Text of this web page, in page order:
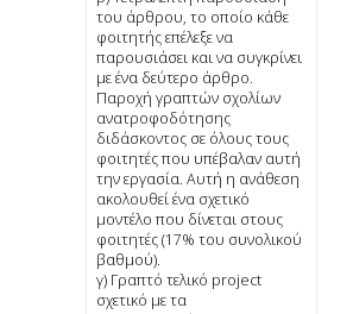
του άρθρου, το οποίο κάθε
φοιτητής επέλεξε να
παρουσιάσει και να συγκρίνει
με ένα δεύτερο άρθρο.
Παροχή γραπτών σχολίων
ανατροφοδότησης
διδάσκοντος σε όλους τους
φοιτητές που υπέβαλαν αυτή
την εργασία. Αυτή η ανάθεση
ακολουθεί ένα σχετικό
μοντέλο που δίνεται στους
φοιτητές (17% του συνολικού
βαθμού).
γ) Γραπτό τελικό project
σχετικό με τα